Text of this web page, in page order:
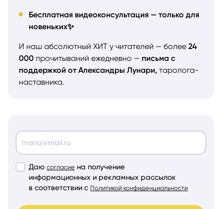
Бесплатная видеоконсультация — только для
новеньких✨
И наш абсолютный ХИТ у читателей — более 24
000 прочитываний ежедневно — письма с
поддержкой от Александры Лунари, таролога-
наставника.
Даю согласие на получение
информационных и рекламных рассылок
в соответствии с Политикой конфиденциальности